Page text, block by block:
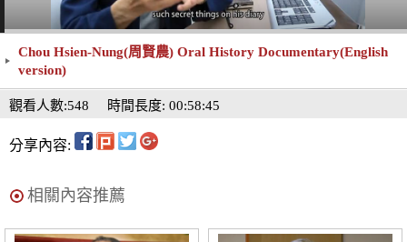
Chou Hsien-Nung(周賢農) Oral History Documentary(English
version)
時間長度: 00:58:45
觀看人數:548
分享內容:
相關內容推薦